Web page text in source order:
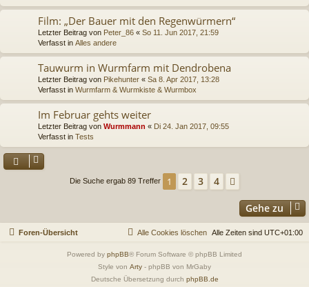
Film: „Der Bauer mit den Regenwürmern“
Letzter Beitrag von Peter_86 « So 11. Jun 2017, 21:59
Verfasst in Alles andere
Tauwurm in Wurmfarm mit Dendrobena
Letzter Beitrag von Pikehunter « Sa 8. Apr 2017, 13:28
Verfasst in Wurmfarm & Wurmkiste & Wurmbox
Im Februar gehts weiter
Letzter Beitrag von Wurmmann « Di 24. Jan 2017, 09:55
Verfasst in Tests
Die Suche ergab 89 Treffer 1 2 3 4
Gehe zu
Foren-Übersicht Alle Zeiten sind UTC+01:00
Alle Cookies löschen
Powered by phpBB® Forum Software © phpBB Limited
Style von Arty - phpBB von MrGaby
Deutsche Übersetzung durch phpBB.de